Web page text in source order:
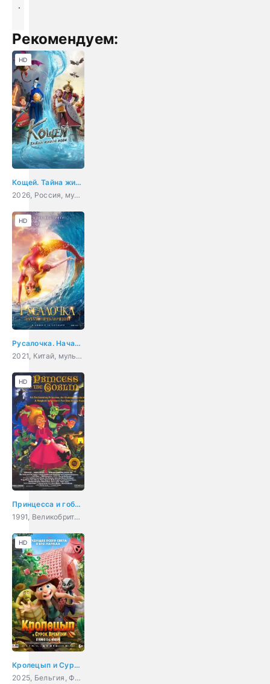
.
Рекомендуем:
Кощей. Тайна живой воды
2026, Россия, мультфильм, приключения, комедия, фэнтези
HD
Русалочка. Начало приключений
2021, Китай, мультфильм, фэнтези, приключения, детский
HD
Принцесса и гоблин
1991, Великобритания, Венгрия, Япония, США, Дания, мультфильм, мюзикл, ужасы, фэнтези, мелодрама, комедия, приключения, семейный
HD
Кролецып и Сурок Времени
2025, Бельгия, Франция, США, мультфильм, приключения, фэнтези
HD